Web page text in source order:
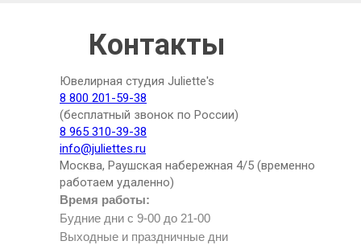
Время работы:
Будние дни с 9-00 до 21-00
Выходные и праздничные дни
Ювелирная студия Juliette's
8 800 201-59-38
(бесплатный звонок по России)
8 965 310-39-38
info@juliettes.ru
Москва, Раушская набережная 4/5 (временно
работаем удаленно)
Контакты